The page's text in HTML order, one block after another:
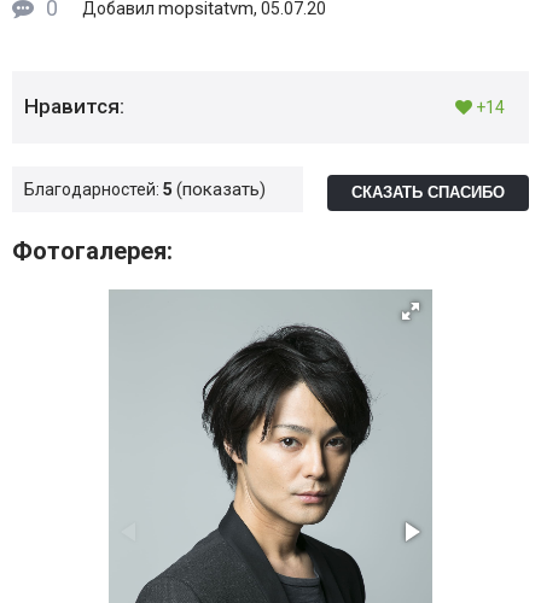
0 Добавил mopsitatvm, 05.07.20
Нравится: +14
Благодарностей: 5 показать СКАЗАТЬ СПАСИБО
Фотогалерея: